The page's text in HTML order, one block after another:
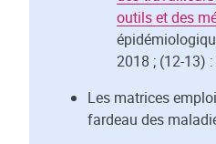
outils et des
2018 ; (12-13)
Les matrices
fardeau des